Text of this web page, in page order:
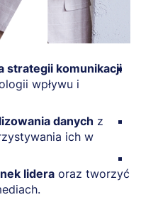
strategii komunikacji
wpływu i
danych z
ich w
lidera oraz tworzyć